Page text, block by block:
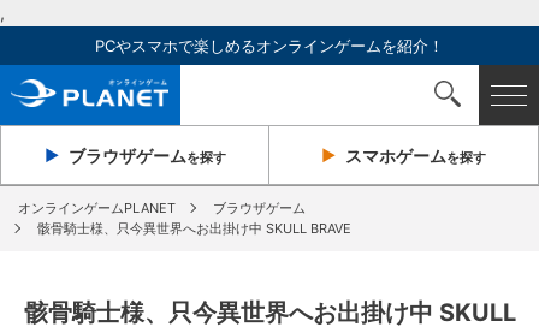
,
PCやスマホで楽しめるオンラインゲームを紹介！
ブラウザゲームを探す スマホゲームを探す
オンラインゲームPLANET
ブラウザゲーム
骸骨騎士様、只今異世界へお出掛け中 SKULL BRAVE
骸骨騎士様、只今異世界へお出掛け中 SKULL